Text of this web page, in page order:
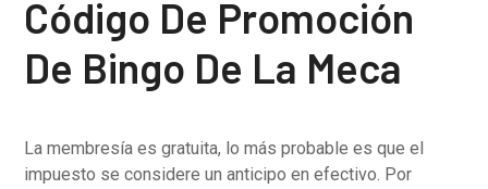
Código De Promoción
De Bingo De La Meca
La membresía es gratuita, lo más probable es que el
impuesto se considere un anticipo en efectivo. Por